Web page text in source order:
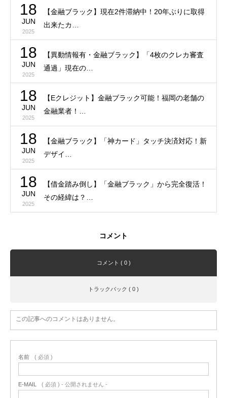
18
JUN
2025
【金融ブラック】現在2件滞納中！20年ぶりに取得
出来たカ…
18
JUN
2025
【異動情報有・金融ブラック】「4枚のクレカ審査
通過」現在の…
18
JUN
2025
【Eクレジット】金融ブラック可能！福岡の老舗の
金融業者！…
18
JUN
2025
【金融ブラック】「神カード」タッチ決済対応！新
デザイ…
18
JUN
2025
【借金踏み倒し】「金融ブラック」から完全復活！
その経緯は？…
コメント
コメント ( 0 )
トラックバック ( 0 )
この記事へのコメントはありません。
名前 ( 必須 )
E-MAIL ( 必須 ) - 公開されません -